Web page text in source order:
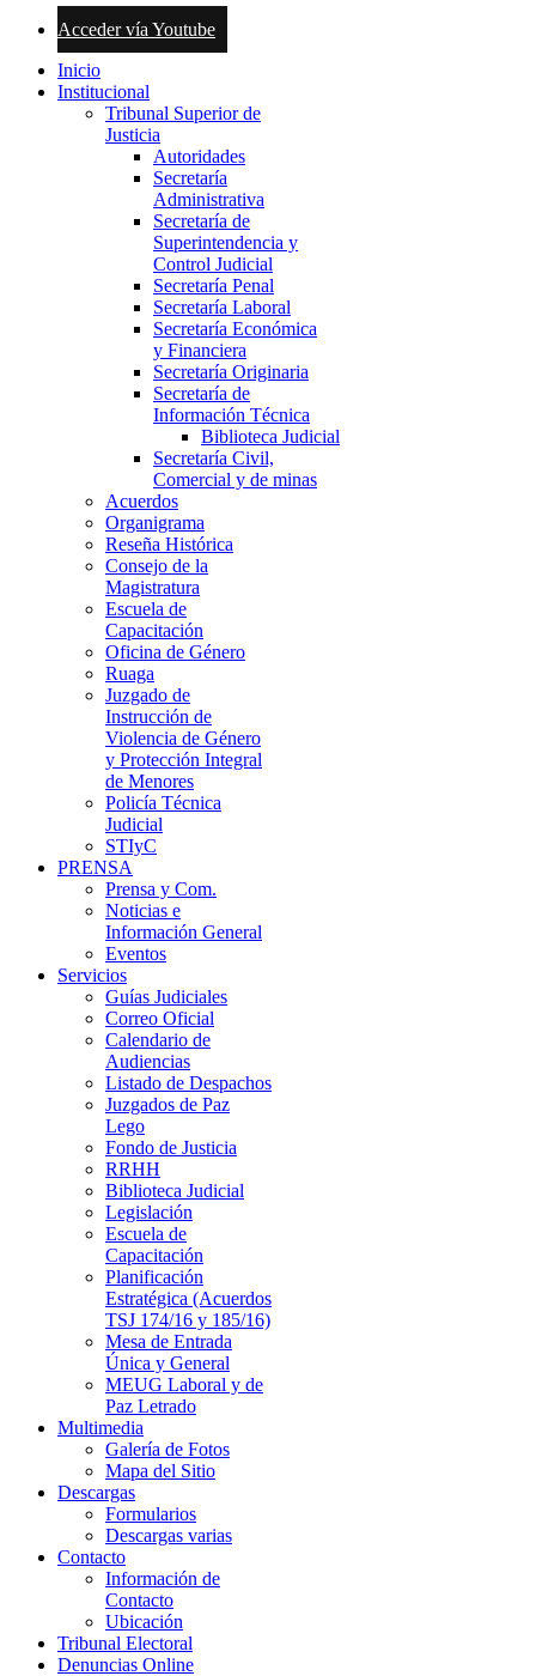
Acceder vía Youtube
Inicio
Institucional
Tribunal Superior de
Justicia
Autoridades
Secretaría
Administrativa
Secretaría de
Superintendencia y
Control Judicial
Secretaría Penal
Secretaría Laboral
Secretaría Económica
y Financiera
Secretaría Originaria
Secretaría de
Información Técnica
Biblioteca Judicial
Secretaría Civil,
Comercial y de minas
Acuerdos
Organigrama
Reseña Histórica
Consejo de la
Magistratura
Escuela de
Capacitación
Oficina de Género
Ruaga
Juzgado de
Instrucción de
Violencia de Género
y Protección Integral
de Menores
Policía Técnica
Judicial
STIyC
PRENSA
Prensa y Com.
Noticias e
Información General
Eventos
Servicios
Guías Judiciales
Correo Oficial
Calendario de
Audiencias
Listado de Despachos
Juzgados de Paz
Lego
Fondo de Justicia
RRHH
Biblioteca Judicial
Legislación
Escuela de
Capacitación
Planificación
Estratégica (Acuerdos
TSJ 174/16 y 185/16)
Mesa de Entrada
Única y General
MEUG Laboral y de
Paz Letrado
Multimedia
Galería de Fotos
Mapa del Sitio
Descargas
Formularios
Descargas varias
Contacto
Información de
Contacto
Ubicación
Tribunal Electoral
Denuncias Online